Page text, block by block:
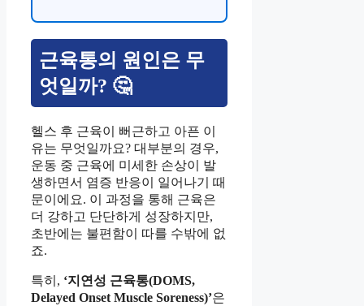
근육통의 원인은 무
엇일까? 🤔
헬스 후 근육이 뻐근하고 아픈 이
유는 무엇일까요? 대부분의 경우,
운동 중 근육에 미세한 손상이 발
생하면서 염증 반응이 일어나기 때
문이에요. 이 과정을 통해 근육은
더 강하고 단단하게 성장하지만,
초반에는 불편함이 따를 수밖에 없
죠.
특히, ‘지연성 근육통(DOMS,
Delayed Onset Muscle Soreness)’은